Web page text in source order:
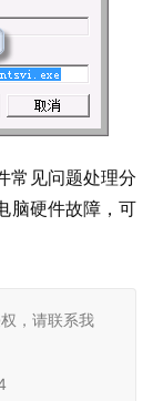
常见问题处理分
脑硬件故障，可
，请联系我